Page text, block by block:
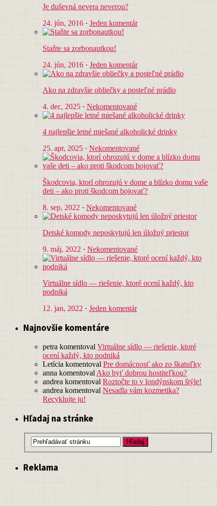
Je duševná nevera neverou?
24. jún, 2016 · Jeden komentár
Staňte sa zorbonautkou!
24. jún, 2016 · Jeden komentár
Ako na zdravšie obliečky a posteľné prádlo
4. dec, 2025 · Nekomentované
4 najlepšie letné miešané alkoholické drinky
25. apr, 2025 · Nekomentované
Škodcovia, ktorí ohrozujú v dome a blízko domu vaše
deti – ako proti škodcom bojovať?
8. sep, 2022 · Nekomentované
Detské komody neposkytujú len úložný priestor
9. máj, 2022 · Nekomentované
Virtuálne sídlo — riešenie, ktoré ocení každý, kto
podniká
12. jan, 2022 · Jeden komentár
Najnovšie komentáre
petra komentoval Virtuálne sídlo — riešenie, ktoré
ocení každý, kto podniká
Letícia komentoval Pre domácnosť ako zo škatuľky
anna komentoval Ako byť dobrou hostiteľkou?
andrea komentoval Roztočte to v londýnskom štýle!
andrea komentoval Nesadla vám kozmetika?
Recyklujte ju!
Hľadaj na stránke
Reklama